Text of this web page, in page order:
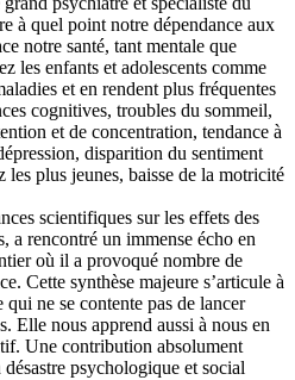
à quel point notre dépendance aux
notre santé, tant mentale que
les enfants et adolescents comme
et en rendent plus fréquentes
cognitives, troubles du sommeil,
et de concentration, tendance à
disparition du sentiment
les plus jeunes, baisse de la motricité
scientifiques sur les effets des
a rencontré un immense écho en
où il a provoqué nombre de
Cette synthèse majeure s’articule à
ne se contente pas de lancer
Elle nous apprend aussi à nous en
Une contribution absolument
psychologique et social